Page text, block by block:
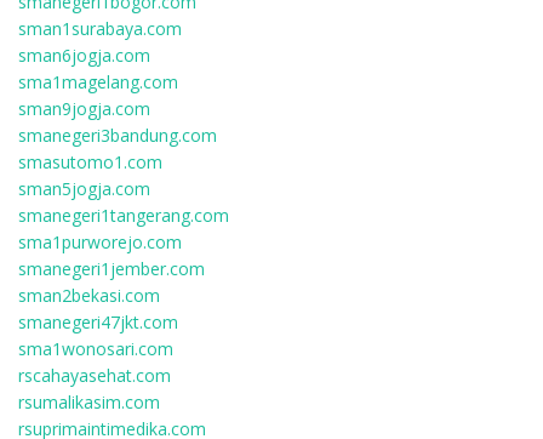
sman1surabaya.com
sman6jogja.com
sma1magelang.com
sman9jogja.com
smanegeri3bandung.com
smasutomo1.com
sman5jogja.com
smanegeri1tangerang.com
sma1purworejo.com
smanegeri1jember.com
sman2bekasi.com
smanegeri47jkt.com
sma1wonosari.com
rscahayasehat.com
rsumalikasim.com
rsuprimaintimedika.com